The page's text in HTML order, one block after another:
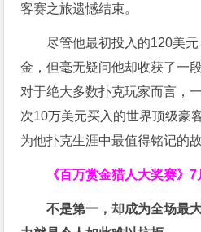
客赛之旅遗憾结束。
尽管他最初投入的120美
金，但毫无疑问他却收获了一
对于绝大多数扑克玩家而言，
次10万美元买入的世界顶级豪
为他扑克生涯中最值得铭记的故
《百万赏金猎人大奖赛》7
不是第一，却成为全场最